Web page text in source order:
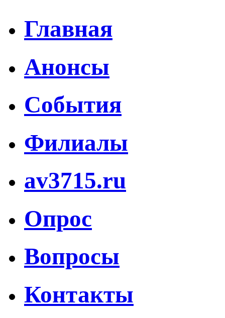
Главная
Анонсы
События
Филиалы
av3715.ru
Опрос
Вопросы
Контакты